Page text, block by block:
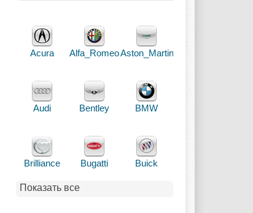
Acura Alfa_RomeoAston_Martin
Audi Bentley BMW
Brilliance Bugatti Buick
Показать все